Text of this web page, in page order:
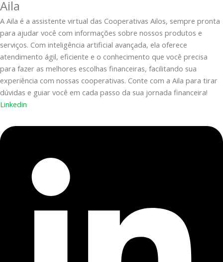
Aila
A Aila é a assistente virtual das Cooperativas Ailos, sempre pronta
para ajudar você com informações sobre nossos produtos e
serviços. Com inteligência artificial avançada, ela oferece
atendimento ágil, eficiente e o conhecimento que você precisa
para fazer as melhores escolhas financeiras, facilitando sua
experiência com nossas cooperativas. Conte com a Aila para tirar
dúvidas e guiar você em cada passo da sua jornada financeira!
Linkedin